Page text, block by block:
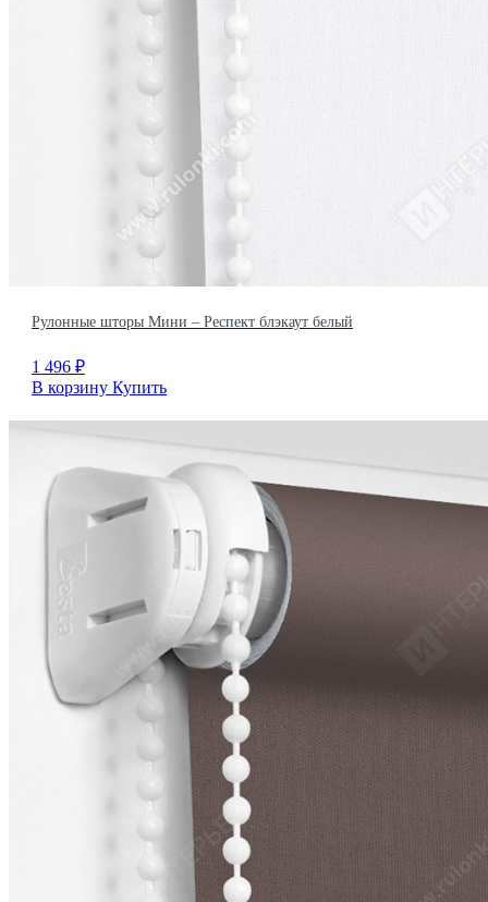
Рулонные шторы Мини – Респект блэкаут белый
1 496 ₽
В корзину Купить